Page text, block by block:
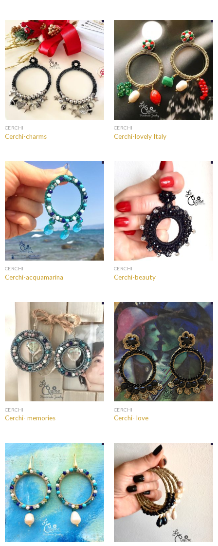
CERCHI
Cerchi-charms
CERCHI
Cerchi-lovely Italy
CERCHI
Cerchi-acquamarina
CERCHI
Cerchi-beauty
CERCHI
Cerchi- memories
CERCHI
Cerchi- love